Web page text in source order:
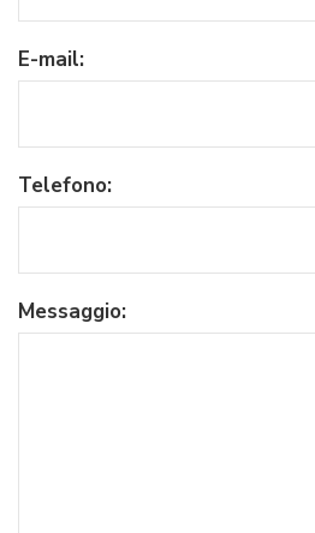
E-mail:
Telefono:
Messaggio: